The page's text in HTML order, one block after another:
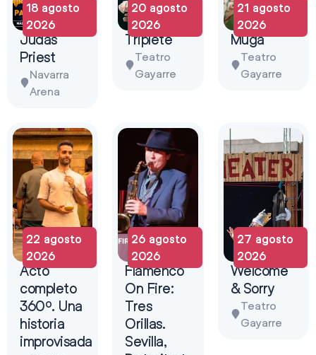
18 agosto
2026
Judas
Priest
Navarra
Arena
20 agosto
2026
Triplete
Teatro
Gayarre
21 agosto
2026
Muga
Teatro
Gayarre
22 agosto
2026
Acto
completo
360º. Una
historia
improvisada
26 agosto
2026
Flamenco
On Fire:
Tres
Orillas.
Sevilla,
27 agosto
2026
Welcome
& Sorry
Teatro
Gayarre